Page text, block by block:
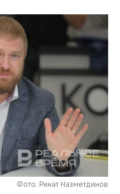
Фото: Ринат Назметдинов